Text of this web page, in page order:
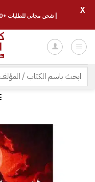
للمحتوى
البحث
عن:
| شحن مجاني للطلبات +300 ريال | تغليف مجاني للطلبات +150 ريال |
X